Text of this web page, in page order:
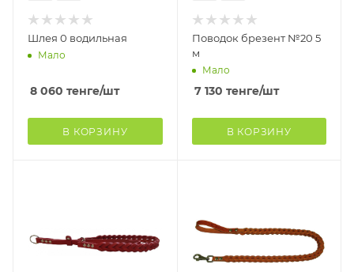
Шлея 0 водильная
Мало
8 060 тенге/шт
В КОРЗИНУ
Поводок брезент №20 5
м
Мало
7 130 тенге/шт
В КОРЗИНУ